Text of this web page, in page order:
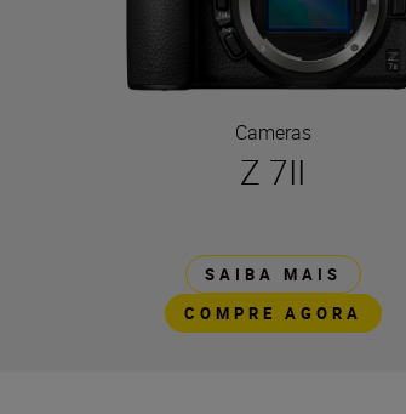
Cameras
Z 7II
SAIBA MAIS
COMPRE AGORA